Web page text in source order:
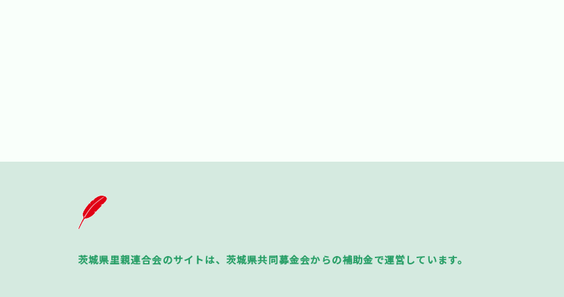
茨城県里親連合会のサイトは、茨城県共同募金会からの補助金で運営しています。